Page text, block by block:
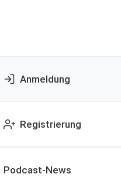
Anmeldung
Registrierung
Podcast-News